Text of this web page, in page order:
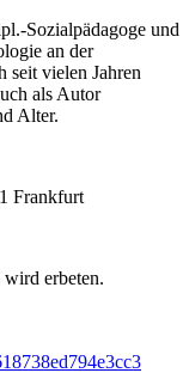
Sozialpädagoge und
an der
seit vielen Jahren
als Autor
Alter.
Frankfurt
erbeten.